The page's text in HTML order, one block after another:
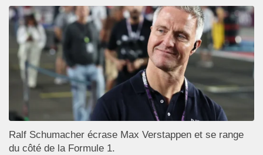
Ralf Schumacher écrase Max Verstappen et se range
du côté de la Formule 1.